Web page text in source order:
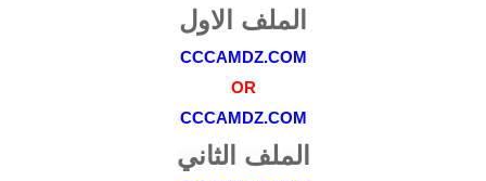
الملف الاول
CCCAMDZ.COM
OR
CCCAMDZ.COM
الملف الثاني